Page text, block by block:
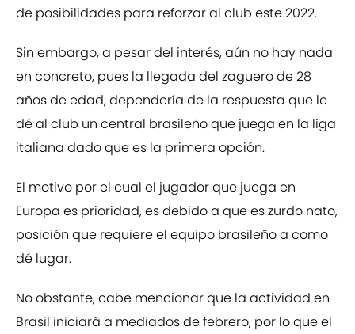
de posibilidades para reforzar al club este 2022.
Sin embargo, a pesar del interés, aún no hay nada
en concreto, pues la llegada del zaguero de 28
años de edad, dependería de la respuesta que le
dé al club un central brasileño que juega en la liga
italiana dado que es la primera opción.
El motivo por el cual el jugador que juega en
Europa es prioridad, es debido a que es zurdo nato,
posición que requiere el equipo brasileño a como
dé lugar.
No obstante, cabe mencionar que la actividad en
Brasil iniciará a mediados de febrero, por lo que el